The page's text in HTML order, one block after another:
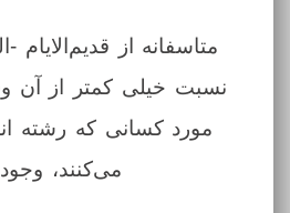
متاسفانه از قدیم‌الایام -
نسبت خیلی کمتر از آن
مورد کسانی که رشته
می‌کنند، وجود